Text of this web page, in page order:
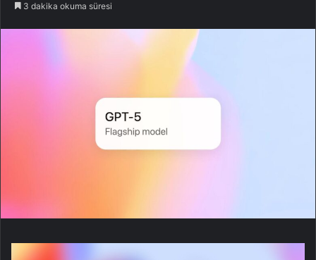
3 dakika okuma süresi